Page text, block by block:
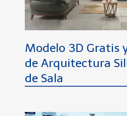
Modelo 3D Gratis
de Arquitectura
de Sala